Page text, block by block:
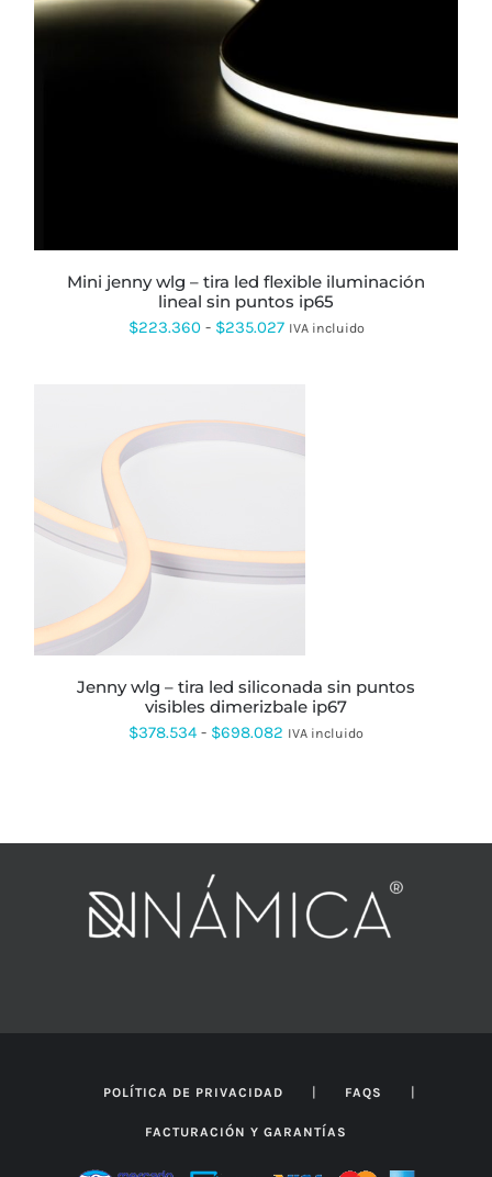
TIENE
MÚLTIPLES
VARIANTES.
LAS
OPCIONES
PÁGINA
DE
PRODUCTO
mini jenny wlg – tira led flexible iluminación
lineal sin puntos ip65
$223.360 - $235.027Rango
$223.360
IVA incluido
PRODUCTO
TIENE
MÚLTIPLES
PUEDEN
ELEGIR
EN
LA
jenny wlg – tira led siliconada sin puntos
visibles dimerizbale ip67
$378.534 - $698.082 Rango
$698.082
IVA incluido
POLÍTICA DE PRIVACIDAD | FAQS |
FACTURACIÓN Y GARANTÍAS